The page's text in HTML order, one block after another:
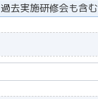
過去実施研修会も含む